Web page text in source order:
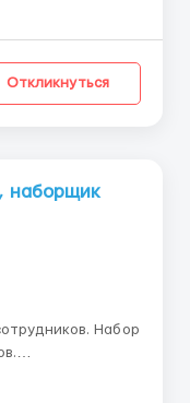
рассмотрим
Откликнуться
наборщик
Нaбop